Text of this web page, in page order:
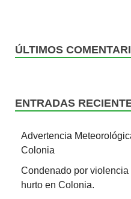
ÚLTIMOS
ENTRADAS
Advertencia
Colonia
Condenado por
hurto en Colonia.